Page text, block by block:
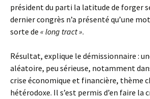
président du parti la latitude de forger
dernier congrès n’a présenté qu’une
sorte de « long tract ».
Résultat, explique le démissionnaire :
aléatoire, peu sérieuse, notamment
crise économique et financière, thème
hétérodoxe. Il s’est permis d’en faire la